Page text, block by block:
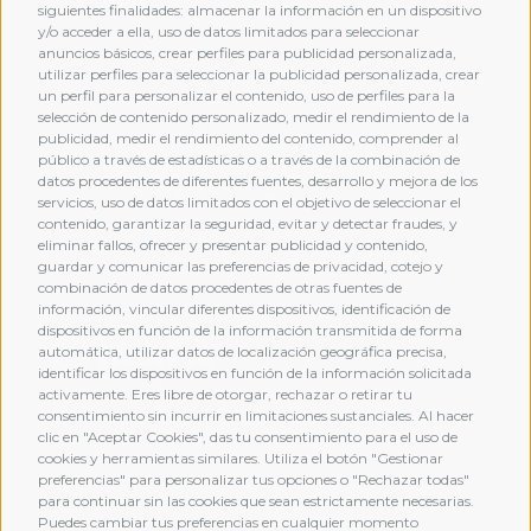
siguientes finalidades: almacenar la información en un dispositivo
y/o acceder a ella, uso de datos limitados para seleccionar
anuncios básicos, crear perfiles para publicidad personalizada,
utilizar perfiles para seleccionar la publicidad personalizada, crear
un perfil para personalizar el contenido, uso de perfiles para la
selección de contenido personalizado, medir el rendimiento de la
publicidad, medir el rendimiento del contenido, comprender al
público a través de estadísticas o a través de la combinación de
datos procedentes de diferentes fuentes, desarrollo y mejora de los
servicios, uso de datos limitados con el objetivo de seleccionar el
contenido, garantizar la seguridad, evitar y detectar fraudes, y
eliminar fallos, ofrecer y presentar publicidad y contenido,
guardar y comunicar las preferencias de privacidad, cotejo y
combinación de datos procedentes de otras fuentes de
información, vincular diferentes dispositivos, identificación de
dispositivos en función de la información transmitida de forma
automática, utilizar datos de localización geográfica precisa,
identificar los dispositivos en función de la información solicitada
activamente. Eres libre de otorgar, rechazar o retirar tu
consentimiento sin incurrir en limitaciones sustanciales. Al hacer
clic en "Aceptar Cookies", das tu consentimiento para el uso de
cookies y herramientas similares. Utiliza el botón "Gestionar
preferencias" para personalizar tus opciones o "Rechazar todas"
para continuar sin las cookies que sean estrictamente necesarias.
Puedes cambiar tus preferencias en cualquier momento
MEMBERSHIP